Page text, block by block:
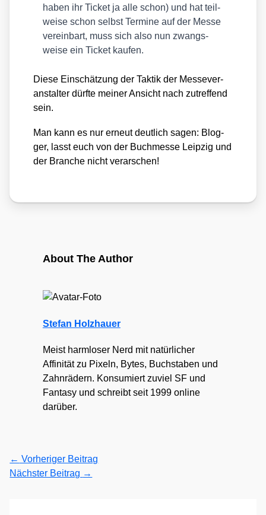
haben ihr Ticket ja alle schon) und hat teil­
wei­se schon selbst Ter­mi­ne auf der Mes­se
ver­ein­bart, muss sich also nun zwangs­
wei­se ein Ticket kau­fen.
Die­se Ein­schät­zung der Tak­tik der Mes­se­ver­
an­stal­ter dürf­te mei­ner Ansicht nach zutref­fend
sein.
Man kann es nur erneut deut­lich sagen: Blog­
ger, lasst euch von der Buch­mes­se Leip­zig und
der Bran­che nicht ver­ar­schen!
About The Author
Stefan Holzhauer
Meist harmloser Nerd mit natürlicher
Affinität zu Pixeln, Bytes, Buchstaben und
Zahnrädern. Konsumiert zuviel SF und
Fantasy und schreibt seit 1999 online
darüber.
← Vorheriger Beitrag
Nächster Beitrag →